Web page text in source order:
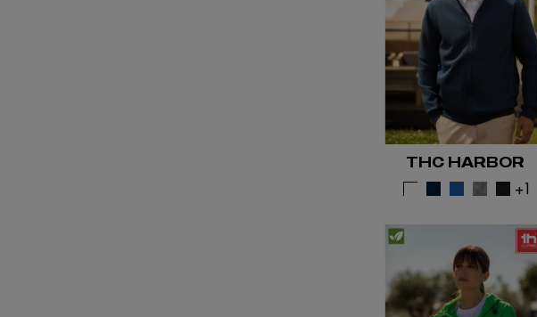
THC HARBOR
+1